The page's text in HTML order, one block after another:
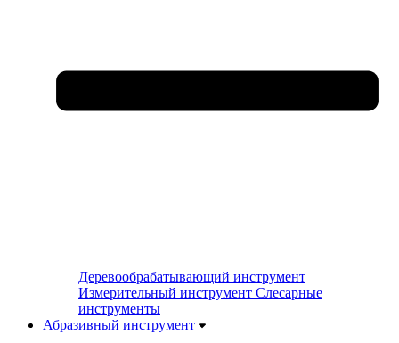
Деревообрабатывающий инструмент
Измерительный инструмент Слесарные
инструменты
Абразивный инструмент